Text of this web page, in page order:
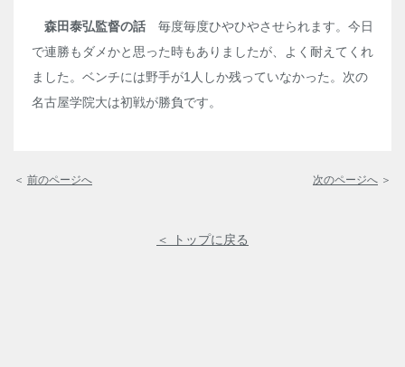
森田泰弘監督の話 毎度毎度ひやひやさせられます。今日
で連勝もダメかと思った時もありましたが、よく耐えてくれ
ました。ベンチには野手が1人しか残っていなかった。次の
名古屋学院大は初戦が勝負です。
＜ 前のページへ 次のページへ ＞
＜ トップに戻る